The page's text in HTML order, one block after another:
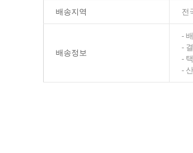
배송지역 전
배송정보
-
-
-
-